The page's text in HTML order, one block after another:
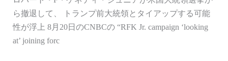
ら撤退して、 トランプ前大統領とタイアップする可能
性が浮上 8月20日のCNBCの “RFK Jr. campaign ‘looking
at’ joining forc
挙
か
ら
撤